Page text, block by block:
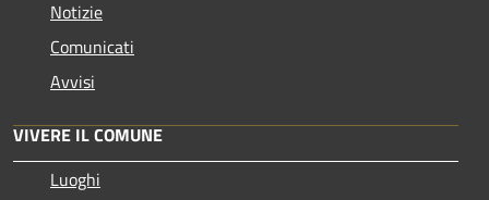
Notizie
Comunicati
Avvisi
VIVERE IL COMUNE
Luoghi